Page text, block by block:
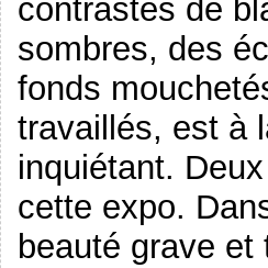
contrastes de
sombres, des
fonds
travaillés, est à
inquiétant.
cette expo.
beauté grave et